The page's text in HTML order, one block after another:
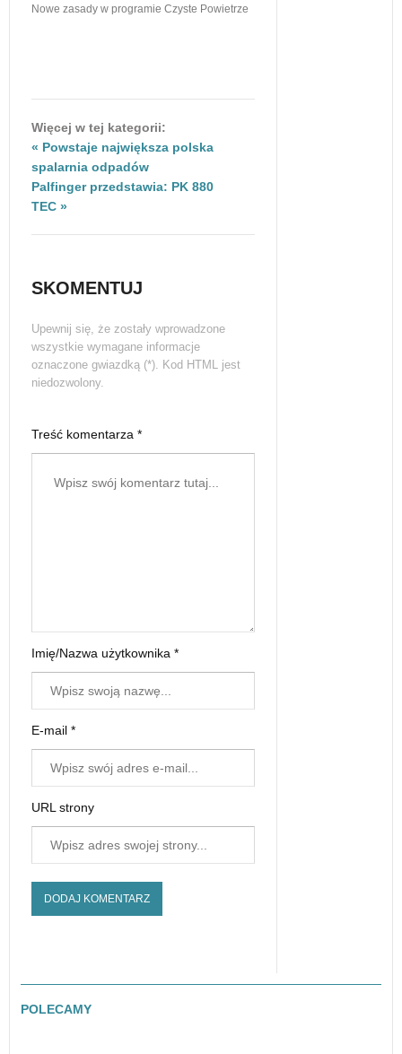
Nowe zasady w programie Czyste Powietrze
Więcej w tej kategorii:
« Powstaje największa polska
spalarnia odpadów
Palfinger przedstawia: PK 880
TEC »
SKOMENTUJ
Upewnij się, że zostały wprowadzone
wszystkie wymagane informacje
oznaczone gwiazdką (*). Kod HTML jest
niedozwolony.
Treść komentarza *
Imię/Nazwa użytkownika *
E-mail *
URL strony
POLECAMY